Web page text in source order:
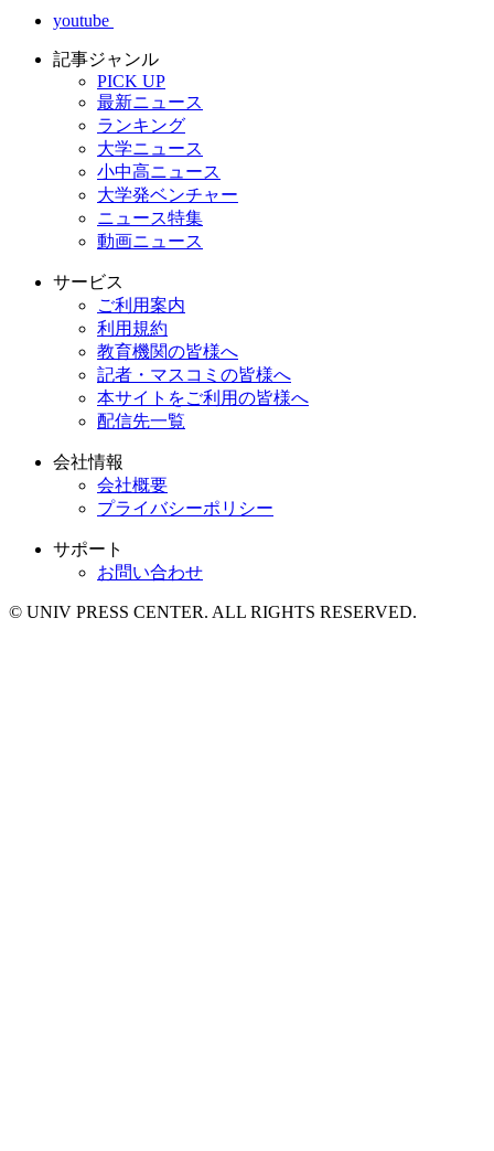
youtube
記事ジャンル
PICK UP
最新ニュース
ランキング
大学ニュース
小中高ニュース
大学発ベンチャー
ニュース特集
動画ニュース
サービス
ご利用案内
利用規約
教育機関の皆様へ
記者・マスコミの皆様へ
本サイトをご利用の皆様へ
配信先一覧
会社情報
会社概要
プライバシーポリシー
サポート
お問い合わせ
© UNIV PRESS CENTER. ALL RIGHTS RESERVED.